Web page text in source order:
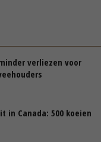
verliezen voor
in Canada: 500 koeien